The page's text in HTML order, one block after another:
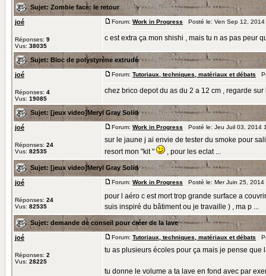
Sujet: Zombie face: le retour
joé
Réponses: 9
Vus: 38035
Forum: Work in Progress Posté le: Ven Sep 12,
c est extra ça mon shishi , mais tu n as pas peur
Sujet: Bloc de polystyrène extrudé
joé
Réponses: 4
Vus: 19085
Forum: Tutoriaux, techniques, matériaux et débats
chez brico depot du as du 2 a 12 cm , regarde
Sujet: [jeux video]Meryl Gray Solid
joé
Réponses: 24
Vus: 82535
Forum: Work in Progress Posté le: Jeu Juil 03,
sur le jaune j ai envie de tester du smoke pour
resort mon "kit "
, pour les eclat ...
Sujet: [jeux video]Meryl Gray Solid
joé
Réponses: 24
Vus: 82535
Forum: Work in Progress Posté le: Mer Juin 25,
pour l aéro c est mort trop grande surface a
suis inspiré du bâtiment ou je travaille ) , ma p ...
Sujet: demande de conseil pour créer de la lave
joé
Réponses: 2
Vus: 28225
Forum: Tutoriaux, techniques, matériaux et débats
tu as plusieurs écoles pour ça mais je pense
tu donne le volume a ta lave en fond avec par